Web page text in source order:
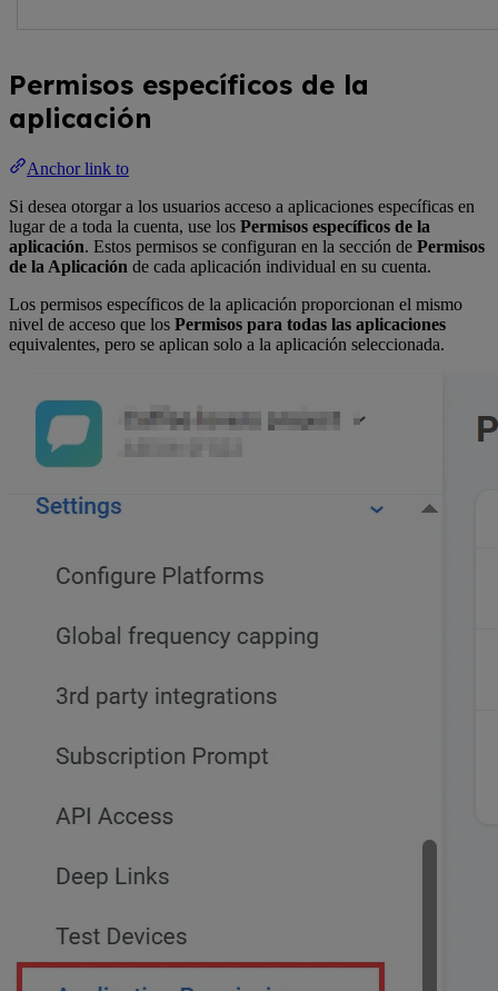
Permisos específicos de la
aplicación
Anchor link to
Si desea otorgar a los usuarios acceso a aplicaciones específicas en
lugar de a toda la cuenta, use los Permisos específicos de la
aplicación. Estos permisos se configuran en la sección de Permisos
de la Aplicación de cada aplicación individual en su cuenta.
Los permisos específicos de la aplicación proporcionan el mismo
nivel de acceso que los Permisos para todas las aplicaciones
equivalentes, pero se aplican solo a la aplicación seleccionada.